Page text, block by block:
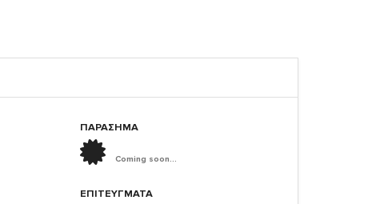
ΠΑΡΑΣΗΜΑ
Coming soon...
ΕΠΙΤΕΎΓΜΑΤΑ